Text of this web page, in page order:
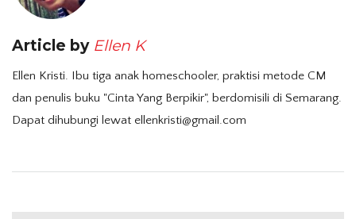
Article by Ellen K
Ellen Kristi. Ibu tiga anak homeschooler, praktisi metode CM
dan penulis buku "Cinta Yang Berpikir", berdomisili di Semarang.
Dapat dihubungi lewat ellenkristi@gmail.com